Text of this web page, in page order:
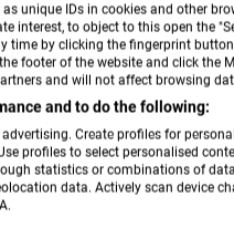
unique IDs in cookies and other
interest, to object to this open the
time by clicking the fingerprint
footer of the website and click the
and will not affect browsing
and to do the following:
Create profiles for
profiles to select personalised
statistics or combinations of
data. Actively scan device
Sento Home
Weiden